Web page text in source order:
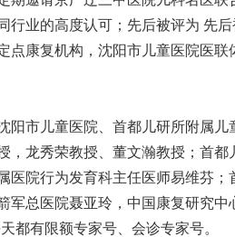
行业的高度认可；先后被评为 先
点康复机构，沈阳市儿童医院医
市儿童医院、首都儿研所附属儿
，龙秀荣教授、董文瀚教授；首
医院行为发育科主任医师易维芬
军总医院聂亚玲，中国康复研究
都有限额专家号、会诊专家号。